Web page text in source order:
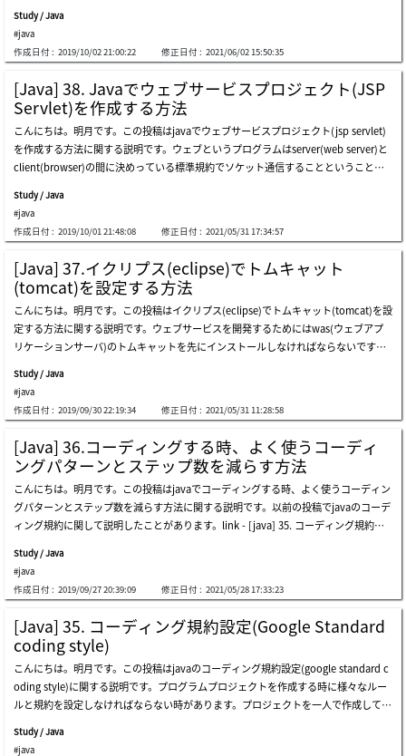
スを一つの関数に呼び出すことができます。単純にアドレスを指定することより正規
表現式によりマッピングすることも可能です。呼び出すメソッドタイプによりマッピ
ングすることもできます。その以外にもパラメータ、ヘッダーの値により関数探索が
可能です。仕様により区分して細かく使うことができますが、普通はそんなに細かく
分けて設定しないです。細かく使くなったら逆に可読性が悪くなるし、プログラムだ
け複雑になります。私もvalueとmethodの以外は使ったことがありません。model
mapspringでマッピング関数を作成する時にパラメータがなくても構いません。マッ
ピングは@requestmappingで区分されるからです。でも、ブラウザにパラメータ値
を受け取る時や様々なセッション情報、要請値(request)、応答値(response)を使う
時があります。そのため、基本的にmodelmap modelmap, httpsession session, htt
pservletrequest req, ht
のはjavaの言語でウェブサービスを構築するようにするフラットフォームだと思いま
す。つまり、サーバとクライアント(browser)の間のhttpプロトコールを利用してソ
ケット通信するウェブサービスを別途で構築する必要がなしでservletを利用して簡
単に通信環境を作られるようなフラットフォームです。ライブラリとフラットフォー
ムの差異はライブラリはさまざまな規約とapiを使うためにクラスや関数を作成して
おいたものだし、フラットフォームはどの環境を使うために先に構築しておいた環境
です。そのため、servletはフラットフォームという意味にもっと近いと思います。こ
のservletはウェブサービスを使うための先に構築された環境だと思います。しかし、
そのservletは使うためにはとても不親切です。例えば、ブラウザから要請を受け取っ
てservletでリターンするとhtmlデータをすべてstringタイプに変換しなければならな
いです。上の例をみれば、doget関数のreponse値にhtmlタグをstringタイプに格納
します。簡単なhtml値でもステップ数が結構ありますね。それならもっと複雑なペ
ージを作ると思ったら一つのページでもすごく複雑になると思います。そうならhtm
lファイルに作ってfilestreamで読み込んでstringで変換するなら？可能です。でも例
みたいにパラメータの値やpostデータ値を格納する時はreplace関数で置換しなけれ
ばならないです。また、データをstringタイプで扱うことなのでcelipseではdebugエ
ラーをチェックしてくれないです。そのため、servletをそのままに使うことはすごく
不便です。また、これを解決するため、毎度frameworkを開発することは開発工数が
すごくかかると思います。javaにはこのことを解決するためのopen frameworkがた
くさんありますが、その中でここで紹介するこ
Study / Java
#java
作成日付 : 2019/10/02 21:00:22 修正日付 : 2021/06/02 15:50:35
[Java] 38. Javaでウェブサービスプロジェクト(JSP
Servlet)を作成する方法
こんにちは。明月です。この投稿はjavaでウェブサービスプロジェクト(jsp servlet)
を作成する方法に関する説明です。ウェブというプログラムはserver(web server)と
client(browser)の間に決めっている標準規約でソケット通信することということで
g(ホストアドレスの?の後で設定されている値)と基本的なhttpヘッダー情報を作成し
てserverに要請すれば当該な値を計算して規約とおりに返事して接続を切る規約をウ
ェブサービスといいます。それで我々はウェブサービスサーバを構築するためにはブ
ラウザから要請される値を解析してその値に合わせて返事ヘッダーとデータ値を作成
しなければならないです。それをコンソール環境で作成することでは大変難しいこと
になります。javaには特定な要請を自動にパーシングして我々が簡単に宣言されてい
る変数などを通ってデータを簡単に取得するし、応答ヘッダーやデータ値を作成する
時にも簡単なルールを通りにリターンすることで簡単にウェブサービスを作成するこ
とができます。それをjava server page(jsp)といいます。参考に、我々がウェブサー
ビスを作成する時にストラッツやスプリングなどの話をよく聞きます。ストラッツや
スプリングなどはウェブプログラミングのフレームワークのライブラリです。それが
ウェブプラットフォームではありません。フレームワークというのは我々がプログラ
ムを作成する時によく使う関数やライブラリ、そして複雑なアルゴリズムを簡単に作
成するように手伝ってくれる集約されたライブラリということに思えばよいです。つ
まり、基本的にjspプロジェクト上でこのjspをもっとしやすく扱うためのライブラリ
です。それで始めにjavaでウェブサービスを作成することならフレームワークを習う
前にjava servletに関して理解する必要があります。link - https://ja.wikipedia.org/w
iki/java_servlet先にサーブレットプロジェクトを作成する前にはideツールにトムキ
ャットを設定する必要があります。以前の投稿でトムキャットを設定する方法に関し
て作成したことがあります。link - [java] 37.イクリプス(eclipse)でト
Study / Java
#java
作成日付 : 2019/10/01 21:48:08 修正日付 : 2021/05/31 17:34:57
[Java] 37.イクリプス(eclipse)でトムキャット
(tomcat)を設定する方法
こんにちは。明月です。この投稿はイクリプス(eclipse)でトムキャット(tomcat)を設
定する方法に関する説明です。ウェブサービスを開発するためにはwas(ウェブアプ
リケーションサーバ)のトムキャットを先にインストールしなければならないです。
ばならないです。まず、トムキャットをインストールするためにホームページに接続
してトムキャットをダウンロードしましょう。link - https://tomcat.apache.org/do
wnload-80.cgiトムキャットをインストールするためにはzipファイルをダウンロード
して圧縮を解凍する方法があるし、window installerを利用してインストールする方
法があります。window installerを利用してインストールする場合はインストーラで
サービスを登録させてくれるしウィンドウが起動する時に自動にサーバ起動をする設
定までやってくれます。しかしこの方法は開発が終わった後にwebアプリケーション
(web application)を登録する時にはよいですが、我々は開発環境を構築することな
のでインストーラより圧縮ファイルをダウンロードして開発環境(eclipse)に設定しま
しょう。それならzipファイルをダウンロードしましょう。圧縮ファイルをダウンロ
ードしたら適当なところに解凍してもよいですが、プログラム管理の便利性のため、
eclipseの下のフォルダやプロジェクトフォルダに解凍しましょう。私の場合はeclips
eがインストールしたところに解凍しました。トムキャットをインストールはこれだ
けでよいです。そうすると開発のために開発ツール(eclipse)にトムキャットを登録し
ましょう。まず、イクリプス(eclipse)を実行して新しいプロジェクトを生成しましょ
う。eclipseのプロジェクトウィザードでserverを選択しましょう。ダウンロードした
トムキャットバージョンを合わせてサーバタイプを設定しましょう。私の場合は8.5.
xバージョンをダウンロードしたのでtomcat v8.5 serverを選択しました。次はトム
キャットがインストールパス(解凍されたフォルダパス)を選択して設定しなければな
らないです。私の場合はeclipseの下のフォルダに解凍したのでそのパス
Study / Java
#java
作成日付 : 2019/09/30 22:19:34 修正日付 : 2021/05/31 11:28:58
[Java] 36.コーディングする時、よく使うコーディ
ングパターンとステップ数を減らす方法
こんにちは。明月です。この投稿はjavaでコーディングする時、よく使うコーディン
グパターンとステップ数を減らす方法に関する説明です。以前の投稿でjavaのコーデ
ィング規約に関して説明したことがあります。link - [java] 35. コーディング規約設
ィング規約を守ることも重要ですが、どのプログラムを設計するか、どのデザインパ
ターンを反映するか、ステップを減らすためのどのアルゴリズムを使うかを考えるこ
とになります。デザインパターンやアルゴリズムに関しては別の投稿で説明します。
ここの投稿ではデザインパターンよりは簡単なパターンやアルゴリズムの作成方法に
関して説明しようと思います。クラスを作成する時にインタフェース、抽象クラスを
活用しよう。javaには一般インタフェースと違い、特殊な文法を使えるようなインタ
フェースがあります。例えば、runnableとcallableのインタフェースはラムダ式を使
えるし、clonableインタフェースはクラスのメモリコピーができます。closeableの
インタフェースはtry~catchで自動close関数を呼ばれる式を作れます。throwableの
場合は例外処理クラスを生成するし、serializableの場合は直列化(シリアライズ)がで
きるインタフェースです。上の例はdataタイプの抽象クラスとprocessタイプの抽象
Study / Java
#java
作成日付 : 2019/09/27 20:39:09 修正日付 : 2021/05/28 17:33:23
[Java] 35. コーディング規約設定(Google Standard
coding style)
こんにちは。明月です。この投稿はjavaのコーディング規約設定(google standard c
oding style)に関する説明です。プログラムプロジェクトを作成する時に様々なルー
ルと規約を設定しなければならない時があります。プロジェクトを一人で作成して運
の間のコーディングルールと規約を決めて無駄な工数を減らすことが重要だと思いま
Study / Java
#java